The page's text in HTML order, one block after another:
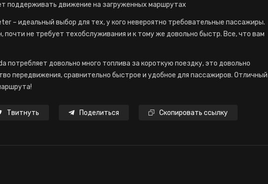
поддерживать движение на загруженных маршрутах
– идеальный выбор для тех, у кого невероятно требовательные пассажиры.
почти не требует техобслуживания и к тому же довольно быстр. Все, что вам
потребляет довольно много топлива за короткую поездку, это довольно
передвижения, сравнительно быстрое и удобное для пассажиров. Отличный
Твитнуть Поделиться Скопировать ссылку